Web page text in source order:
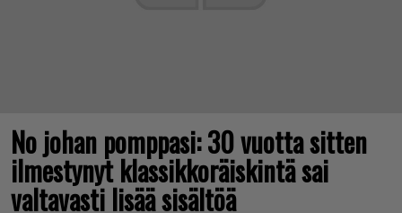
No johan pomppasi: 30 vuotta sitten
ilmestynyt klassikkoräiskintä sai
valtavasti lisää sisältöä